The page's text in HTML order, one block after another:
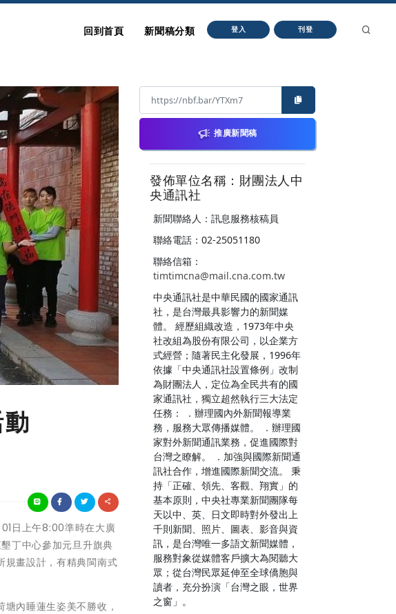
回到首頁 新聞稿分類 登入 刊登
日上午8:00準時在大廣
丁中心參加元旦升旗典
規畫設計，有精典閩南式
內睡蓮生姿美不勝收，
推廣新聞稿
發佈單位名稱：財團法人中
央通訊社
新聞聯絡人：訊息服務核稿員
聯絡電話：02-25051180
聯絡信箱：
timtimcna@mail.cna.com.tw
中央通訊社是中華民國的國家通訊
社，是台灣最具影響力的新聞媒
體。 經歷組織改造，1973年中央
社改組為股份有限公司，以企業方
式經營；隨著民主化發展，1996年
依據「中央通訊社設置條例」改制
為財團法人，定位為全民共有的國
家通訊社，獨立超然執行三大法定
任務： ．辦理國內外新聞報導業
務，服務大眾傳播媒體。 ．辦理國
家對外新聞通訊業務，促進國際對
台灣之瞭解。 ．加強與國際新聞通
訊社合作，增進國際新聞交流。 秉
持「正確、領先、客觀、翔實」的
基本原則，中央社專業新聞團隊每
天以中、英、日文即時對外發出上
千則新聞、照片、圖表、影音與資
訊，是台灣唯一多語文新聞媒體，
服務對象從媒體客戶擴大為閱聽大
眾；從台灣民眾延伸至全球僑胞與
讀者，充分扮演「台灣之眼，世界
之窗」。